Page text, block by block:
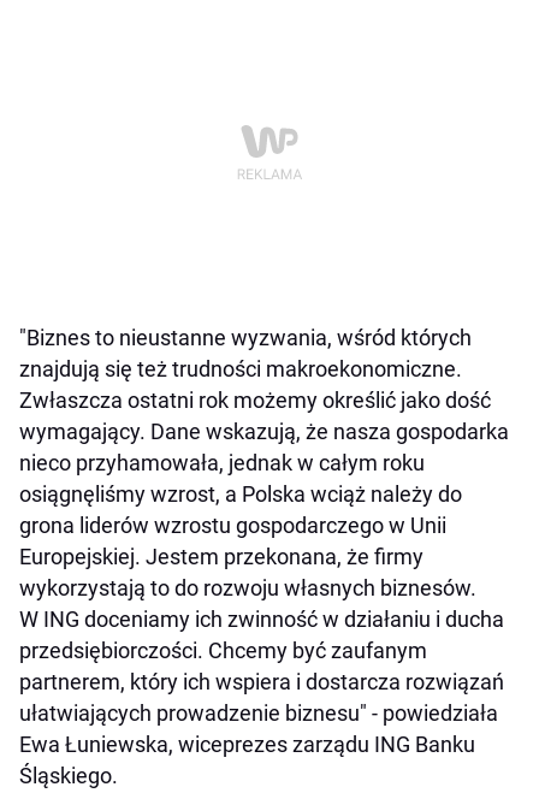
"Biznes to nieustanne wyzwania, wśród których
znajdują się też trudności makroekonomiczne.
Zwłaszcza ostatni rok możemy określić jako dość
wymagający. Dane wskazują, że nasza gospodarka
nieco przyhamowała, jednak w całym roku
osiągnęliśmy wzrost, a Polska wciąż należy do
grona liderów wzrostu gospodarczego w Unii
Europejskiej. Jestem przekonana, że firmy
wykorzystają to do rozwoju własnych biznesów.
W ING doceniamy ich zwinność w działaniu i ducha
przedsiębiorczości. Chcemy być zaufanym
partnerem, który ich wspiera i dostarcza rozwiązań
ułatwiających prowadzenie biznesu" - powiedziała
Ewa Łuniewska, wiceprezes zarządu ING Banku
Śląskiego.